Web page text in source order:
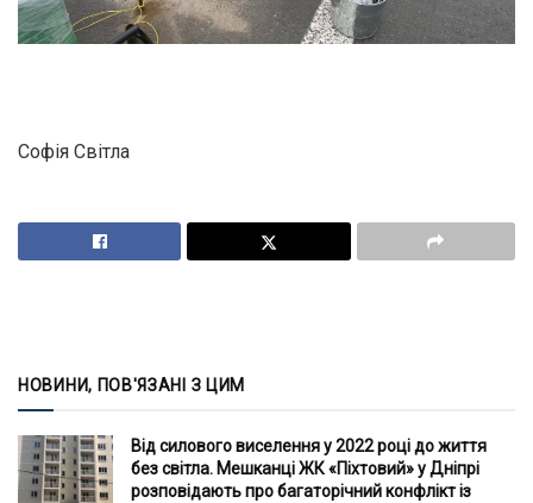
Софія Світла
НОВИНИ, ПОВ'ЯЗАНІ З ЦИМ
Від силового виселення у 2022 році до життя
без світла. Мешканці ЖК «Піхтовий» у Дніпрі
розповідають про багаторічний конфлікт із